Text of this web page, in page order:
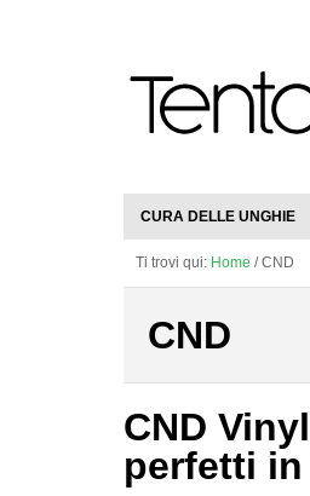
CURA DELLE UNGHIE
Ti trovi qui: Home /CND
CND
CND
perfetti